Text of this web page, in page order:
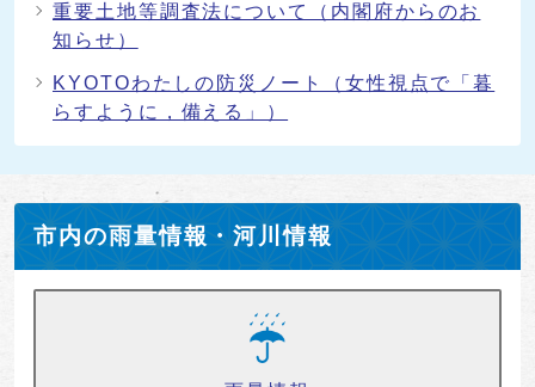
重要土地等調査法について（内閣府からのお
知らせ）
KYOTOわたしの防災ノート（女性視点で「暮
らすように，備える」）
市内の雨量情報・河川情報